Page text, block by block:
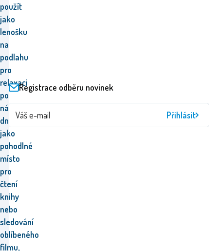
použít
jako
lenošku
na
podlahu
pro
relaxaci
po
náročném
dni,
jako
pohodlné
místo
pro
čtení
knihy
nebo
sledování
oblíbeného
filmu,
Registrace odběru novinek
Přihlásit